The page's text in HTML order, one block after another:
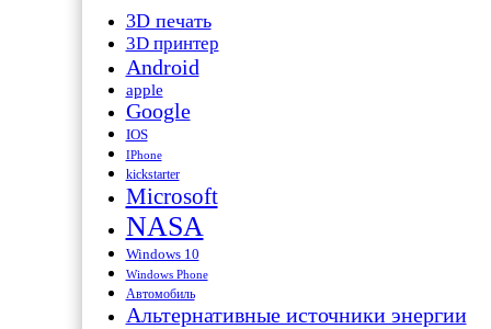
3D печать
3D принтер
Android
apple
Google
IOS
IPhone
kickstarter
Microsoft
NASA
Windows 10
Windows Phone
Автомобиль
Альтернативные источники энергии